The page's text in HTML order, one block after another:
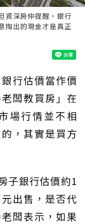
資深房仲提醒，銀行
掏出的現金才是真正
行估價當作價
闆教買房」在
場行情並不相
，其實是買方
子銀行估價約1
出售，是否代
闆表示，如果